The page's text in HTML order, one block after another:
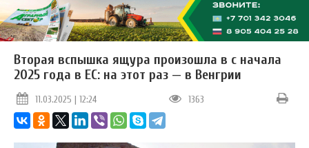
Вторая вспышка ящура произошла в с начала
2025 года в ЕС: на этот раз — в Венгрии
11.03.2025 | 12:24 1363